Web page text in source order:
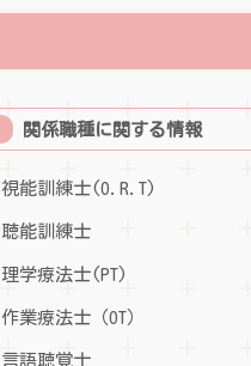
関係職種に関する情報
視能訓練士(O.R.T)
聴能訓練士
理学療法士(PT)
作業療法士（OT）
言語聴覚士